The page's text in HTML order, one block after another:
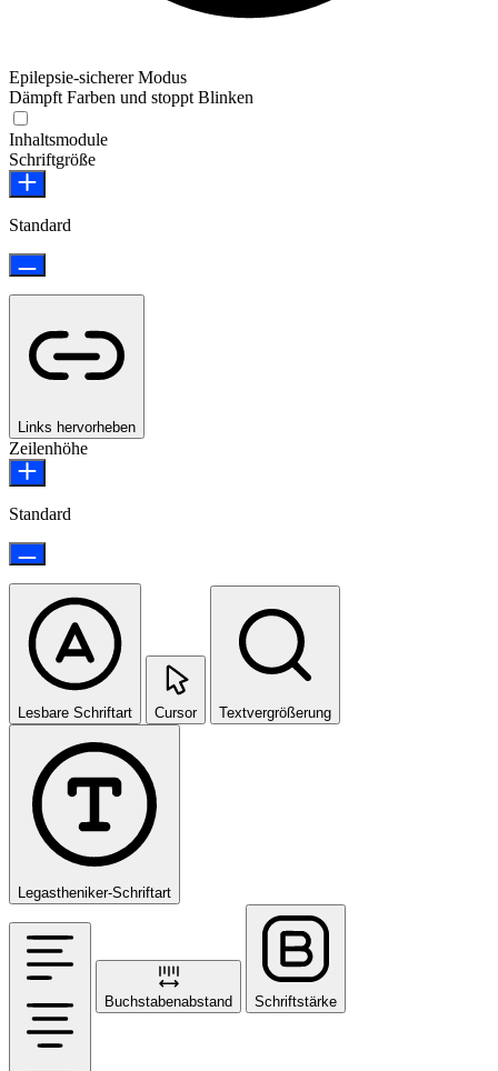
Epilepsie-sicherer Modus
Dämpft Farben und stoppt Blinken
Inhaltsmodule
Schriftgröße
Standard
Links hervorheben
Zeilenhöhe
Standard
Lesbare Schriftart Cursor Textvergrößerung
Legastheniker-Schriftart
Buchstabenabstand Schriftstärke